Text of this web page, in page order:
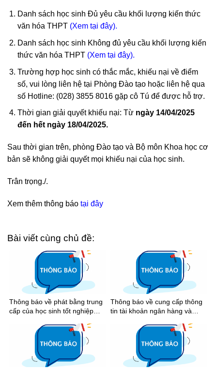
Danh sách học sinh Đủ yêu cầu khối lượng kiến thức
văn hóa THPT (Xem tại đây).
Danh sách học sinh Không đủ yêu cầu khối lượng kiến
thức văn hóa THPT (Xem tại đây).
Trường hợp học sinh có thắc mắc, khiếu nại về điểm
số, vui lòng liên hệ tại Phòng Đào tạo hoặc liên hệ qua
số Hotline: (028) 3855 8016 gặp cô Tú để được hỗ trợ.
Thời gian giải quyết khiếu nại: Từ ngày 14/04/2025
đến hết ngày 18/04/2025.
Sau thời gian trên, phòng Đào tạo và Bộ môn Khoa học cơ
bản sẽ không giải quyết mọi khiếu nại của học sinh.
Trân trọng./.
Xem thêm thông báo tại đây
Bài viết cùng chủ đề:
Thông báo về phát bằng trung
cấp của học sinh tốt nghiệp
Thông báo về cung cấp thông
tin tài khoản ngân hàng và
khích học tập học kỳ I năm học